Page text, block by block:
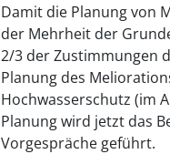
Damit die Planung von
der Mehrheit der
2/3 der Zustimmungen
Planung des
Hochwasserschutz (im
Planung wird jetzt das
Vorgespräche geführt.